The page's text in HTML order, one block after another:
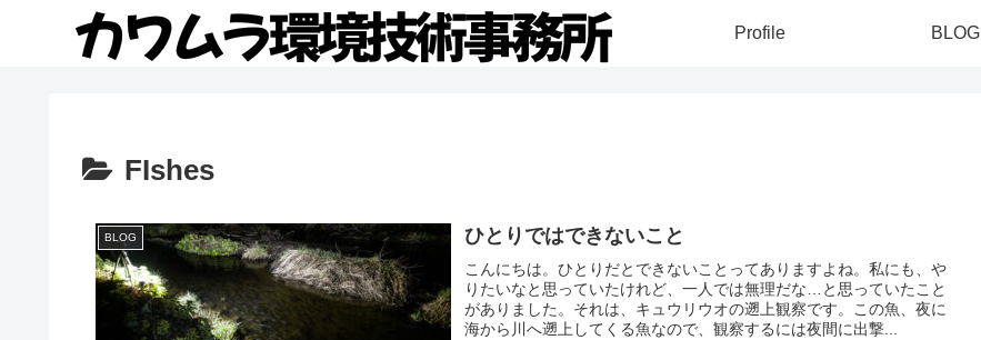
Profile BLOG
FIshes
BLOG ひとりではできないこと
こんにちは。ひとりだとできないことってありますよね。私にも、や
りたいなと思っていたけれど、一人では無理だな…と思っていたこと
がありました。それは、キュウリウオの遡上観察です。この魚、夜に
海から川へ遡上してくる魚なので、観察するには夜間に出撃...